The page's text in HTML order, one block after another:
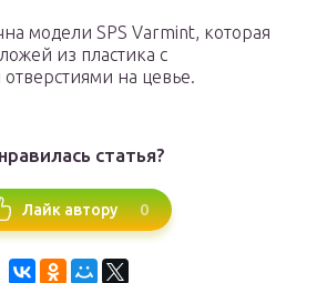
модели SPS Varmint, которая
из пластика с
на цевье.
статья?
Лайк автору 0